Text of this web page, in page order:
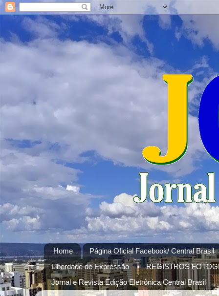
Home
Página Oficial Facebook/ Central Brasil
Liberdade de Expressão
REGISTROS
Jornal e Revista Edição Eletrônica Central Brasil